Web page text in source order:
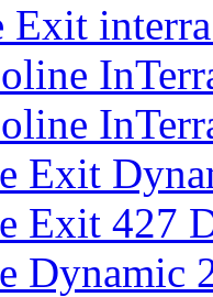
Exit
Exit
Exit 427
Dynamic